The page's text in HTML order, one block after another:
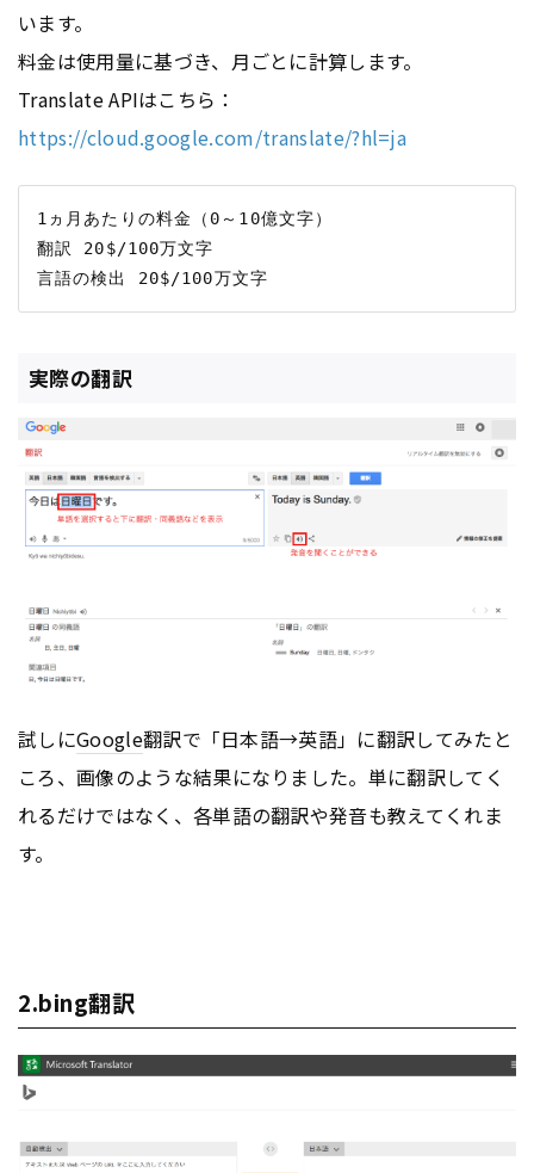
います。
料金は使用量に基づき、月ごとに計算します。
Translate APIはこちら：
https://cloud.google.com/translate/?hl=ja
1ヵ月あたりの料金（0～10億文字）
翻訳 20$/100万文字
実際の翻訳
試しにGoogle翻訳で「日本語→英語」に翻訳してみたと
ころ、画像のような結果になりました。単に翻訳してく
れるだけではなく、各単語の翻訳や発音も教えてくれま
す。
2.bing翻訳